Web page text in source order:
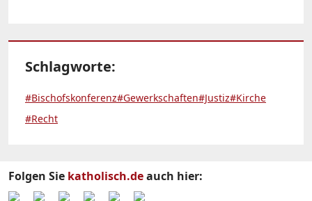
Schlagworte:
#Bischofskonferenz#Gewerkschaften#Justiz#Kirche
#Recht
Folgen Sie katholisch.deauch hier: